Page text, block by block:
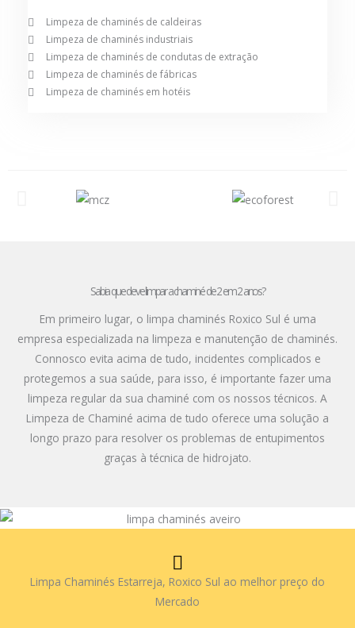
Limpeza de chaminés de caldeiras
Limpeza de chaminés industriais
Limpeza de chaminés de condutas de extração
Limpeza de chaminés de fábricas
Limpeza de chaminés em hotéis
Sabia que deve limpar a chaminé de 2 em 2 anos?
Em primeiro lugar, o limpa chaminés Roxico Sul é uma
empresa especializada na limpeza e manutenção de chaminés.
Connosco evita acima de tudo, incidentes complicados e
protegemos a sua saúde, para isso, é importante fazer uma
limpeza regular da sua chaminé com os nossos técnicos. A
Limpeza de Chaminé acima de tudo oferece uma solução a
longo prazo para resolver os problemas de entupimentos
graças à técnica de hidrojato.
Limpa Chaminés Estarreja, Roxico Sul ao melhor preço do
Mercado